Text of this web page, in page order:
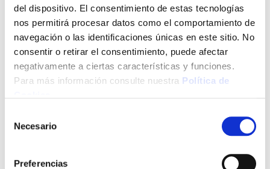
del dispositivo. El consentimiento de estas tecnologías
nos permitirá procesar datos como el comportamiento de
navegación o las identificaciones únicas en este sitio. No
consentir o retirar el consentimiento, puede afectar
negativamente a ciertas características y funciones.
Para más información consulte nuestra Política de
Necesario
Preferencias
Click&Collect - Recogida gratis
en nuestras tiendas
Envío a domicilio:
5 días hábiles
+ INFO